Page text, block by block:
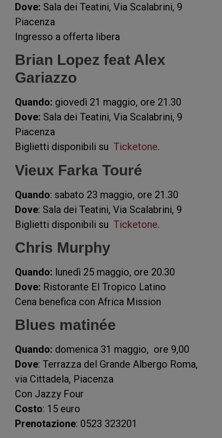
Dove: Sala dei Teatini, Via Scalabrini, 9
Piacenza
Ingresso a offerta libera
Brian Lopez feat Alex
Gariazzo
Quando: giovedì 21 maggio, ore 21.30
Dove: Sala dei Teatini, Via Scalabrini, 9
Piacenza
Biglietti disponibili su Ticketone.
Vieux Farka Touré
Quando: sabato 23 maggio, ore 21.30
Dove: Sala dei Teatini, Via Scalabrini, 9
Biglietti disponibili su Ticketone.
Chris Murphy
Quando: lunedì 25 maggio, ore 20.30
Dove: Ristorante El Tropico Latino
Cena benefica con Africa Mission
Blues matinée
Quando: domenica 31 maggio, ore 9,00
Dove: Terrazza del Grande Albergo Roma,
via Cittadela, Piacenza
Con Jazzy Four
Costo: 15 euro
Prenotazione: 0523 323201